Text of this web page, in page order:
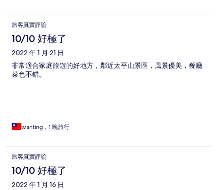
旅客真實評論
10/10 好極了
2022 年 1 月 21 日
非常適合家庭旅遊的好地方，鄰近太平山景區，風景優美，餐廳
菜色不錯。
wanting，1 晚旅行
旅客真實評論
10/10 好極了
2022 年 1 月 16 日